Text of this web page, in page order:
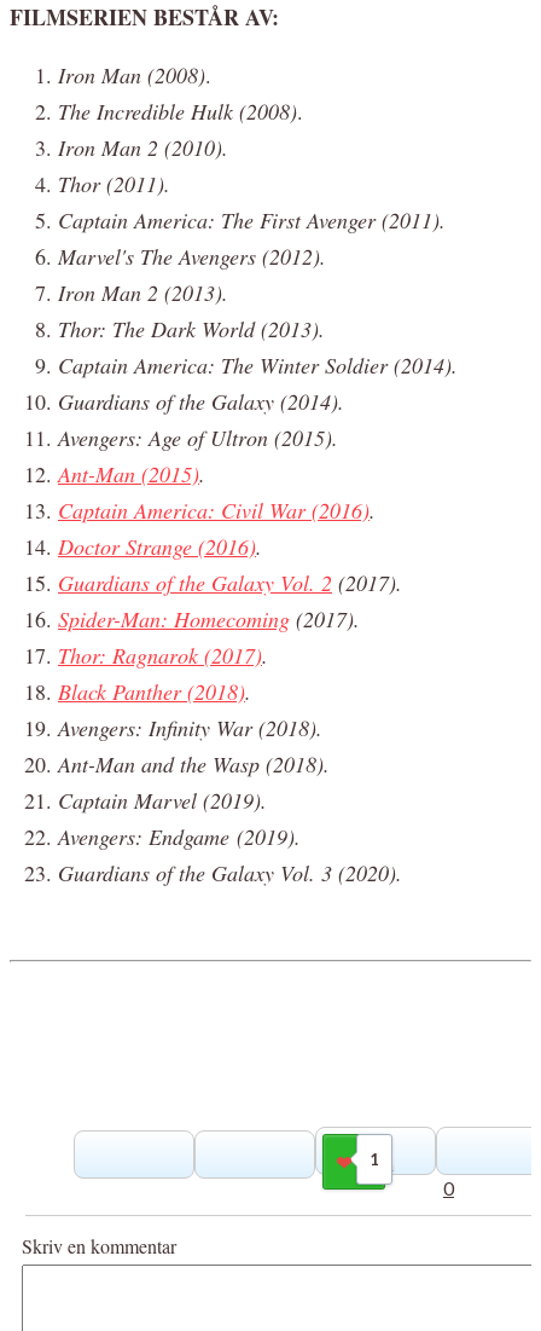
FILMSERIEN BESTÅR AV:
Iron Man (2008).
The Incredible Hulk (2008).
Iron Man 2 (2010).
Thor (2011).
Captain America: The First Avenger (2011).
Marvel's The Avengers (2012).
Iron Man 2 (2013).
Thor: The Dark World (2013).
Captain America: The Winter Soldier (2014).
Guardians of the Galaxy (2014).
Avengers: Age of Ultron (2015).
Ant-Man (2015).
Captain America: Civil War (2016).
Doctor Strange (2016).
Guardians of the Galaxy Vol. 2 (2017).
Spider-Man: Homecoming (2017).
Thor: Ragnarok (2017).
Black Panther (2018).
Avengers: Infinity War (2018).
Ant-Man and the Wasp (2018).
Captain Marvel (2019).
Avengers: Endgame (2019).
Guardians of the Galaxy Vol. 3 (2020).
1
Gilla
0
Skriv en kommentar